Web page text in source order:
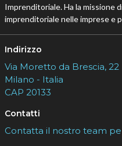
Imprenditoriale. Ha la missione
imprenditoriale nelle imprese e
Indirizzo
Via Moretto da Brescia, 22
Milano - Italia
CAP 20133
Contatti
Contatta il nostro team